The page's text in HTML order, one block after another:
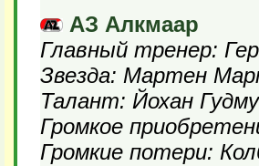
АЗ Алкмаар
Главный тренер:
Звезда: Мартен
Талант: Йохан
Громкое
Громкие потери: